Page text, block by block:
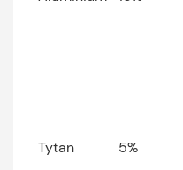
Tytan 5%